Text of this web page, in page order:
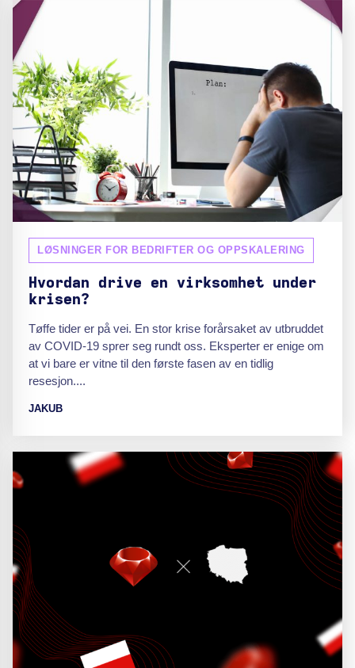
LØSNINGER FOR BEDRIFTER OG OPPSKALERING
Hvordan drive en virksomhet under
krisen?
Tøffe tider er på vei. En stor krise forårsaket av utbruddet
av COVID-19 sprer seg rundt oss. Eksperter er enige om
at vi bare er vitne til den første fasen av en tidlig
resesjon....
JAKUB